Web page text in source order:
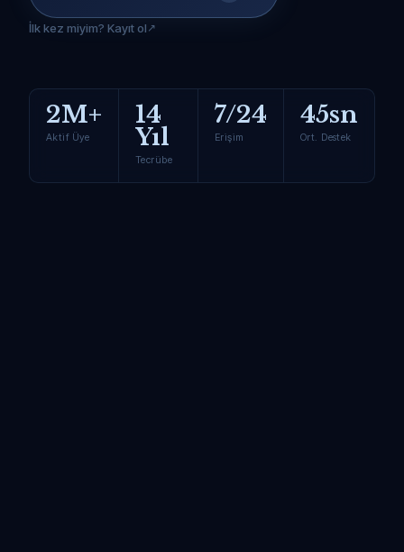
İlk kez miyim? Kayıt ol
2M+
Aktif Üye
14
Yıl
Tecrübe
7/24
Erişim
45sn
Ort. Destek